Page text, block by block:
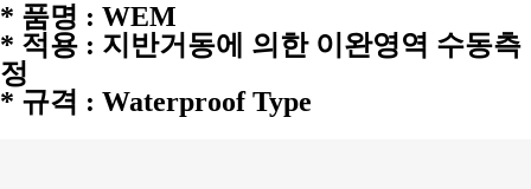
* 품명 : WEM
* 적용 : 지반거동에 의한 이완영역 수동측
정
* 규격 : Waterproof Type